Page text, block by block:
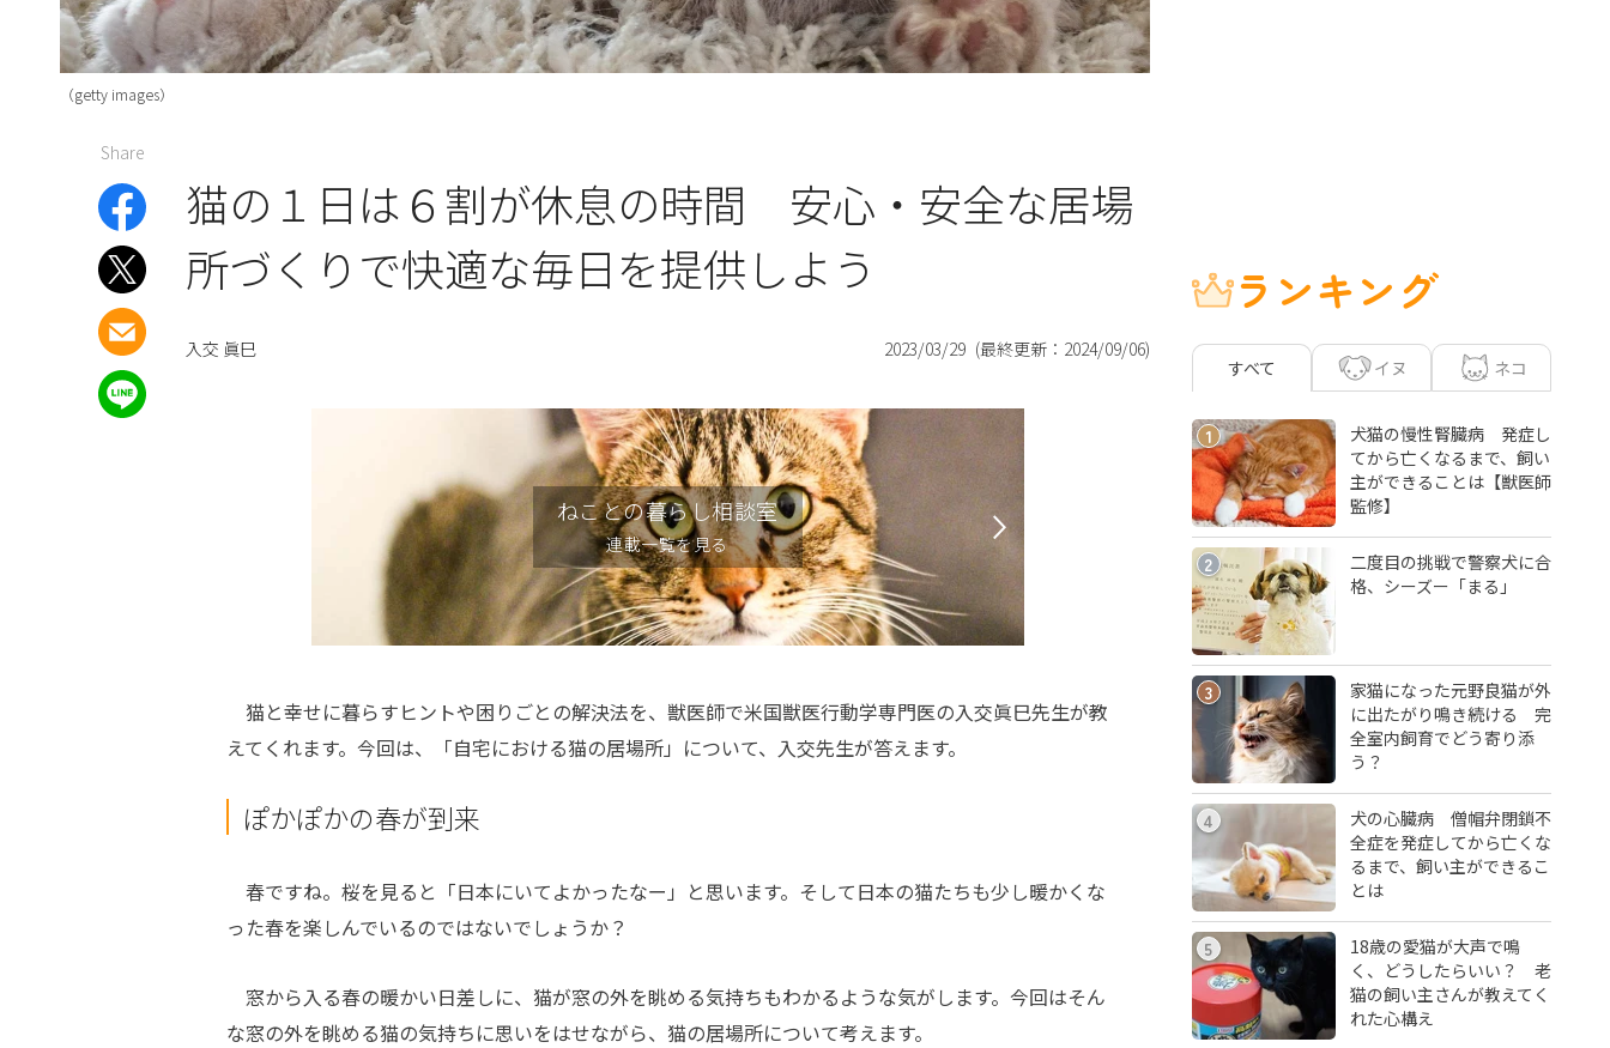
（getty images）
Share
猫の１日は６割が休息の時間 安心・安全な居場
所づくりで快適な毎日を提供しよう
入交 眞巳 2023/03/29 (最終更新： 2024/09/06)
ねことの暮らし相談室
連載一覧を見る
猫と幸せに暮らすヒントや困りごとの解決法を、獣医師で米国獣医行動学専門医の入交眞巳先生が教
えてくれます。今回は、「自宅における猫の居場所」について、入交先生が答えます。
ぽかぽかの春が到来
春ですね。桜を見ると「日本にいてよかったなー」と思います。そして日本の猫たちも少し暖かくな
った春を楽しんでいるのではないでしょうか？
窓から入る春の暖かい日差しに、猫が窓の外を眺める気持ちもわかるような気がします。今回はそん
な窓の外を眺める猫の気持ちに思いをはせながら、猫の居場所について考えます。
ランキング
すべて イヌ ネコ
1
犬猫の慢性腎臓病 発症し
てから亡くなるまで、飼い
主ができることは【獣医師
監修】
2
二度目の挑戦で警察犬に合
格、シーズー「まる」
3
家猫になった元野良猫が外
に出たがり鳴き続ける 完
全室内飼育でどう寄り添
う？
4
犬の心臓病 僧帽弁閉鎖不
全症を発症してから亡くな
るまで、飼い主ができるこ
とは
5
18歳の愛猫が大声で鳴
く、どうしたらいい？ 老
猫の飼い主さんが教えてく
れた心構え